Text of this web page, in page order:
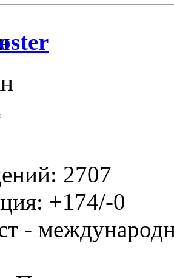
2707
+174/-0
-